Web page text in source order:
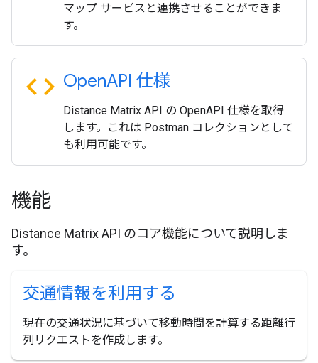
マップ サービスと連携させることができま
す。
code OpenAPI 仕様
Distance Matrix API の OpenAPI 仕様を取得
します。これは Postman コレクションとして
も利用可能です。
機能
Distance Matrix API のコア機能について説明しま
す。
交通情報を利用する
現在の交通状況に基づいて移動時間を計算する距離行
列リクエストを作成します。